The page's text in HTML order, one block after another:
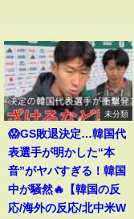
未分類
😱GS敗退決定…韓国代
表選手が明かした“本
音”がヤバすぎる！韓国
中が騒然🔥【韓国の反
応/海外の反応/北中米W